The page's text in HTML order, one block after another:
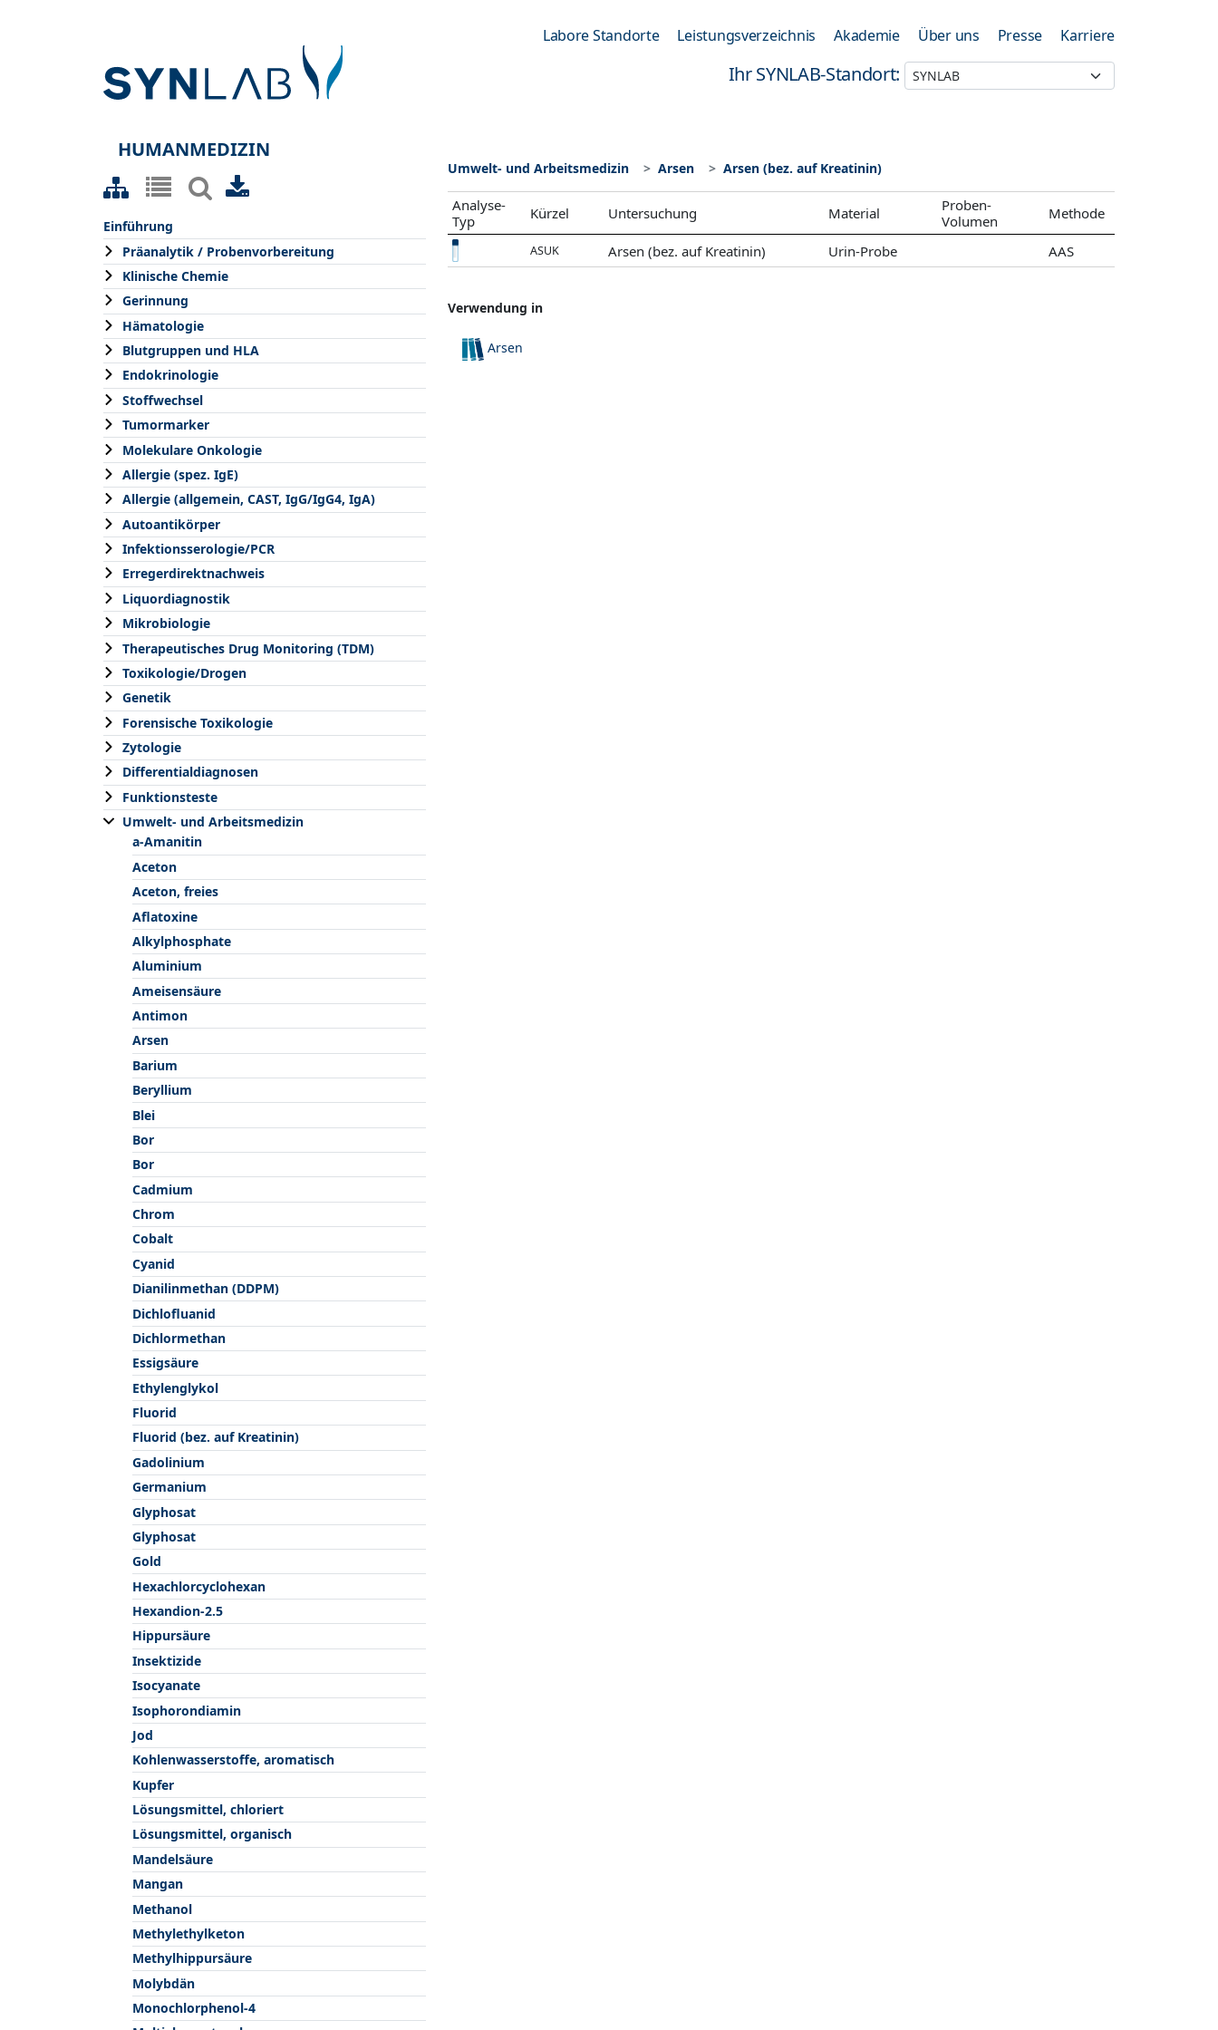
Labore Standorte Leistungsverzeichnis Akademie Über uns Presse Karriere
Ihr SYNLAB-Standort:
HUMANMEDIZIN
Einführung
Präanalytik / Probenvorbereitung
Klinische Chemie
Gerinnung
Hämatologie
Blutgruppen und HLA
Endokrinologie
Stoffwechsel
Tumormarker
Molekulare Onkologie
Allergie (spez. IgE)
Allergie (allgemein, CAST, IgG/IgG4, IgA)
Autoantikörper
Infektionsserologie/PCR
Erregerdirektnachweis
Liquordiagnostik
Mikrobiologie
Therapeutisches Drug Monitoring (TDM)
Toxikologie/Drogen
Genetik
Forensische Toxikologie
Zytologie
Differentialdiagnosen
Funktionsteste
Umwelt- und Arbeitsmedizin
a-Amanitin
Aceton
Aceton, freies
Aflatoxine
Alkylphosphate
Aluminium
Ameisensäure
Antimon
Arsen
Barium
Beryllium
Blei
Bor
Bor
Cadmium
Chrom
Cobalt
Cyanid
Dianilinmethan (DDPM)
Dichlofluanid
Dichlormethan
Essigsäure
Ethylenglykol
Fluorid
Fluorid (bez. auf Kreatinin)
Gadolinium
Germanium
Glyphosat
Glyphosat
Gold
Hexachlorcyclohexan
Hexandion-2.5
Hippursäure
Insektizide
Isocyanate
Isophorondiamin
Jod
Kohlenwasserstoffe, aromatisch
Kupfer
Lösungsmittel, chloriert
Lösungsmittel, organisch
Mandelsäure
Mangan
Methanol
Methylethylketon
Methylhippursäure
Molybdän
Monochlorphenol-4
Umwelt- und Arbeitsmedizin Arsen Arsen (bez. auf Kreatinin)
Analyse-
Typ
Kürzel Untersuchung Material
Proben-
Volumen
Methode
ASUK Arsen (bez. auf Kreatinin) Urin-Probe AAS
Verwendung in
Arsen